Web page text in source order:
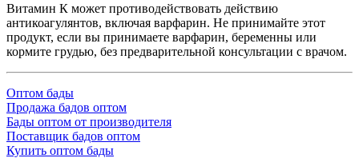
Витамин К может противодействовать действию
антикоагулянтов, включая варфарин. Не принимайте этот
продукт, если вы принимаете варфарин, беременны или
кормите грудью, без предварительной консультации с врачом.
Оптом бады
Продажа бадов оптом
Бады оптом от производителя
Поставщик бадов оптом
Купить оптом бады